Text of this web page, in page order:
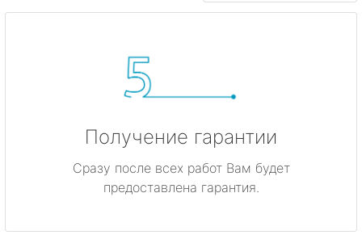
Получение гарантии
Сразу после всех работ Вам будет
предоставлена гарантия.